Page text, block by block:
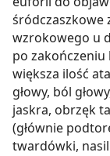
śródczaszkowe
wzrokowego u
po zakończeniu
większa ilość
głowy, ból
jaskra, obrzęk
(głównie
twardówki,